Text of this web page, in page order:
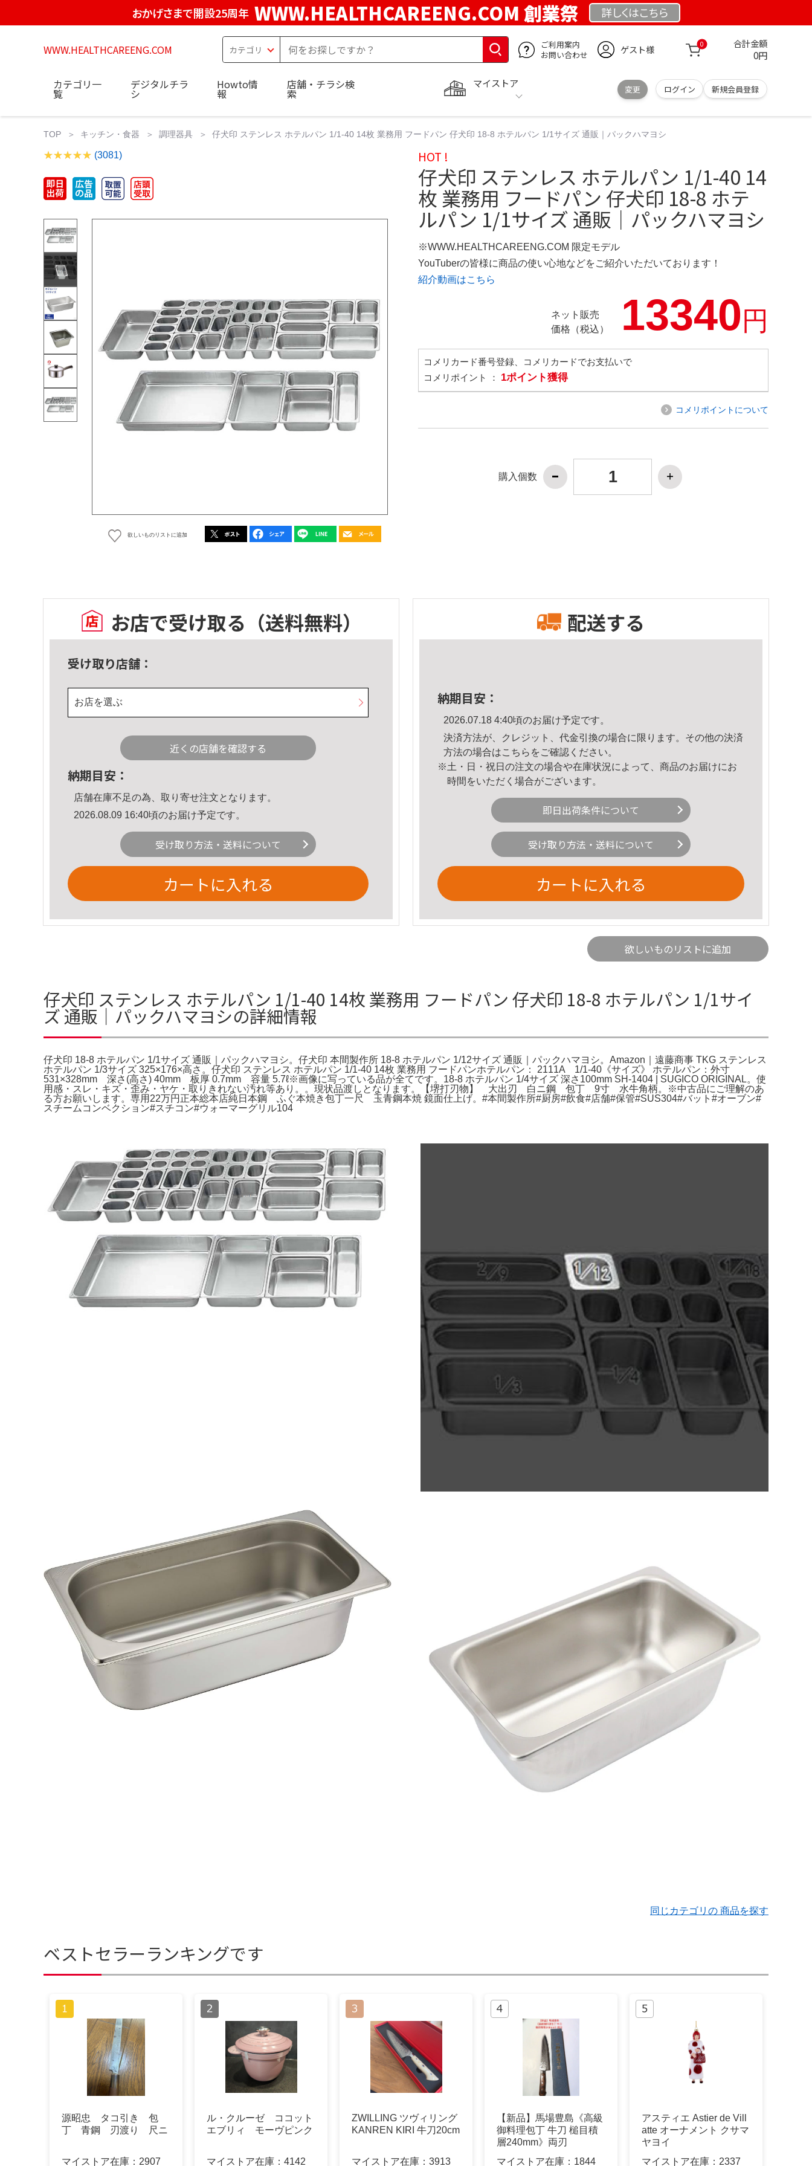
おかげさまで開設25周年 WWW.HEALTHCAREENG.COM 創業祭 詳しくはこちら
WWW.HEALTHCAREENG.COM
ご利用案内
お問い合わせ
ゲスト様 0 合計金額
0円
マイストア
変更 ログイン 新規会員登録
カテゴリ一
覧
デジタルチラ
シ
Howto情
報
店舗・チラシ検
索
TOP キッチン・食器 調理器具 仔犬印 ステンレス ホテルパン 1/1-40 14枚 業務用 フードパン 仔犬印 18-8 ホテルパン 1/1サイズ 通販｜パックハマヨシ
(3081)
欲しいものリストに追加
HOT !
仔犬印 ステンレス ホテルパン 1/1-40 14
枚 業務用 フードパン 仔犬印 18-8 ホテ
ルパン 1/1サイズ 通販｜パックハマヨシ
※WWW.HEALTHCAREENG.COM 限定モデル
YouTuberの皆様に商品の使い心地などをご紹介いただいております！
紹介動画はこちら
ネット販売
価格（税込）
13340円
コメリカード番号登録、コメリカードでお支払いで
コメリポイント ： 1ポイント獲得
コメリポイントについて
購入個数
お店で受け取る （送料無料）
受け取り店舗：
お店を選ぶ
近くの店舗を確認する
納期目安：
店舗在庫不足の為、取り寄せ注文となります。
2026.08.09 16:40頃のお届け予定です。
受け取り方法・送料について
カートに入れる
配送する
納期目安：
2026.07.18 4:40頃のお届け予定です。
決済方法が、クレジット、代金引換の場合に限ります。その他の決済
方法の場合はこちら をご確認ください。
※土・日・祝日の注文の場合や在庫状況によって、商品のお届けにお
時間をいただく場合がございます。
即日出荷条件について
受け取り方法・送料について
カートに入れる
欲しいものリストに追加
仔犬印 ステンレス ホテルパン 1/1-40 14枚 業務用 フードパン 仔犬印 18-8 ホテルパン 1/1サイ
ズ 通販｜パックハマヨシの詳細情報
仔犬印 18-8 ホテルパン 1/1サイズ 通販｜パックハマヨシ。仔犬印 本間製作所 18-8 ホテルパン 1/12サイズ 通販｜パックハマヨシ。Amazon｜遠藤商事 TKG ステンレス
ホテルパン 1/3サイズ 325×176×高さ。仔犬印 ステンレス ホテルパン 1/1-40 14枚 業務用 フードパンホテルパン： 2111A 1/1-40《サイズ》 ホテルパン：外寸
531×328mm 深さ(高さ) 40mm 板厚 0.7mm 容量 5.7ℓ※画像に写っている品が全てです。18-8 ホテルパン 1/4サイズ 深さ100mm SH-1404 | SUGICO ORIGINAL。使
用感・スレ・キズ・歪み・ヤケ・取りきれない汚れ等あり。。現状品渡しとなります。【堺打刃物】 大出刃 白ニ鋼 包丁 9寸 水牛角柄。※中古品にご理解のあ
る方お願いします。専用22万円正本総本店純日本鋼 ふぐ本焼き包丁一尺 玉青鋼本焼 鏡面仕上げ。#本間製作所#厨房#飲食#店舗#保管#SUS304#バット#オーブン#
スチームコンベクション#スチコン#ウォーマーグリル104
同じカテゴリの 商品を探す
ベストセラーランキングです
源昭忠 タコ引き 包
丁 青鋼 刃渡り 尺ニ
マイストア在庫： 2907
ル・クルーゼ ココット
エブリィ モーヴピンク
マイストア在庫： 4142
ZWILLING ツヴィリング
KANREN KIRI 牛刀20cm
マイストア在庫： 3913
【新品】馬場豊島《高級
御料理包丁 牛刀 槌目積
層240mm》両刃
マイストア在庫： 1844
アスティエ Astier de Vill
atte オーナメント クサマ
ヤヨイ
マイストア在庫： 2337